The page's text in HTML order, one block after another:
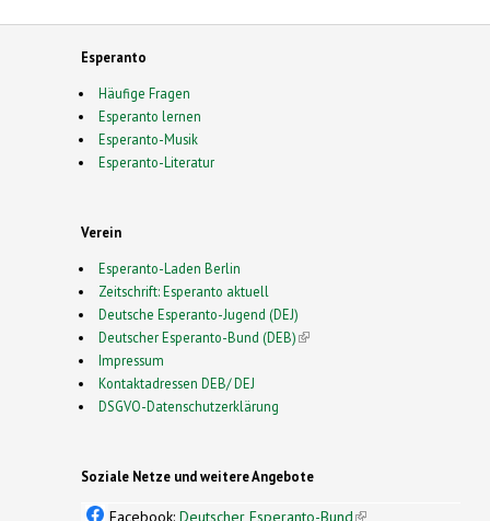
Esperanto
Häufige Fragen
Esperanto lernen
Esperanto-Musik
Esperanto-Literatur
Verein
Esperanto-Laden Berlin
Zeitschrift: Esperanto aktuell
Deutsche Esperanto-Jugend (DEJ)
Deutscher Esperanto-Bund (DEB)(link is external)
Impressum
Kontaktadressen DEB/ DEJ
DSGVO-Datenschutzerklärung
Soziale Netze und weitere Angebote
Facebook: Deutscher Esperanto-Bund(link is